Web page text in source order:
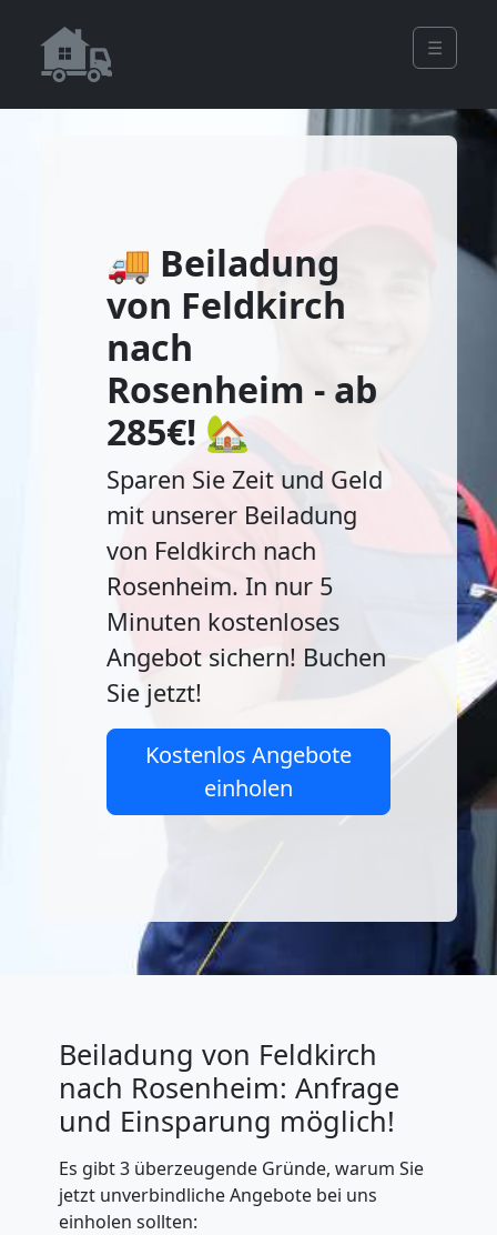
☰
🚚 Beiladung
von Feldkirch
nach
Rosenheim - ab
285€! 🏡
Sparen Sie Zeit und Geld
mit unserer Beiladung
von Feldkirch nach
Rosenheim. In nur 5
Minuten kostenloses
Angebot sichern! Buchen
Sie jetzt!
Kostenlos Angebote
einholen
Beiladung von Feldkirch
nach Rosenheim: Anfrage
und Einsparung möglich!
Es gibt 3 überzeugende Gründe, warum Sie
jetzt unverbindliche Angebote bei uns
einholen sollten: